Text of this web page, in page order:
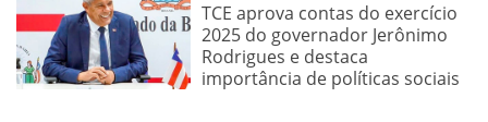
TCE aprova contas do exercício
2025 do governador Jerônimo
Rodrigues e destaca
importância de políticas sociais